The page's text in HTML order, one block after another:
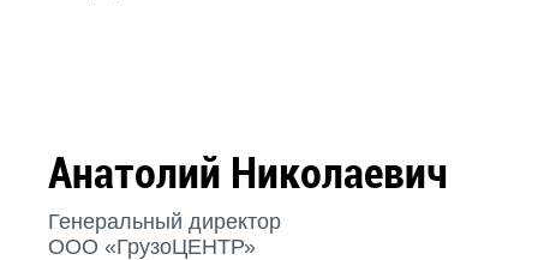
Анатолий Николаевич
Генеральный директор
ООО «ГрузоЦЕНТР»